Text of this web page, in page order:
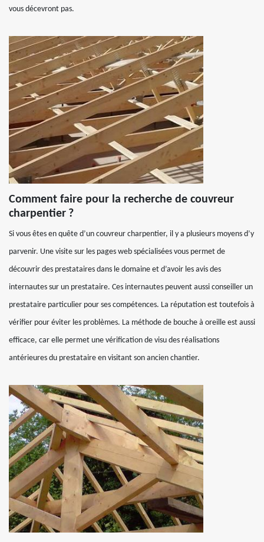
vous décevront pas.
Comment faire pour la recherche de couvreur
charpentier ?
Si vous êtes en quête d’un couvreur charpentier, il y a plusieurs moyens d’y
parvenir. Une visite sur les pages web spécialisées vous permet de
découvrir des prestataires dans le domaine et d’avoir les avis des
internautes sur un prestataire. Ces internautes peuvent aussi conseiller un
prestataire particulier pour ses compétences. La réputation est toutefois à
vérifier pour éviter les problèmes. La méthode de bouche à oreille est aussi
efficace, car elle permet une vérification de visu des réalisations
antérieures du prestataire en visitant son ancien chantier.